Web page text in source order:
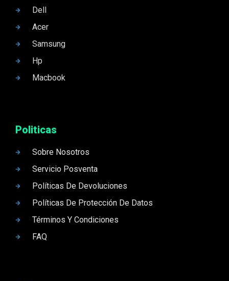
Dell
Acer
Samsung
Hp
Macbook
Politicas
Sobre Nosotros
Servicio Posventa
Políticas De Devoluciones
Políticas De Protección De Datos
Términos Y Condiciones
FAQ